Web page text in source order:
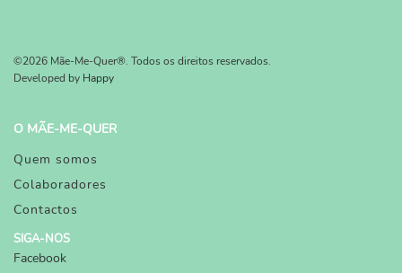
©2026 Mãe-Me-Quer®. Todos os direitos reservados.
Developed by Happy
O MÃE-ME-QUER
Quem somos
Colaboradores
Contactos
SIGA-NOS
Facebook